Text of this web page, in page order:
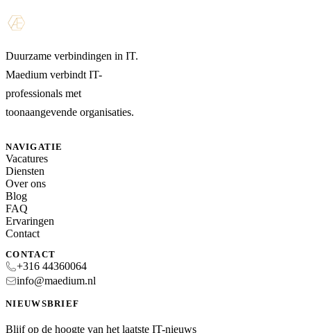
Duurzame verbindingen in IT.
Maedium verbindt IT-
professionals met
toonaangevende organisaties.
NAVIGATIE
Vacatures
Diensten
Over ons
Blog
FAQ
Ervaringen
Contact
CONTACT
+316 44360064
info@maedium.nl
NIEUWSBRIEF
Blijf op de hoogte van het laatste IT-nieuws